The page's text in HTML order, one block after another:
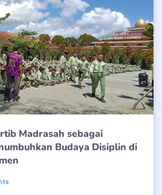
Madrasah sebagai
Budaya Disiplin di